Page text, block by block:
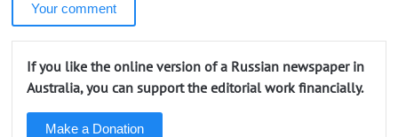
Your comment
If you like the online version of a Russian newspaper in
Australia, you can support the editorial work financially.
Make a Donation